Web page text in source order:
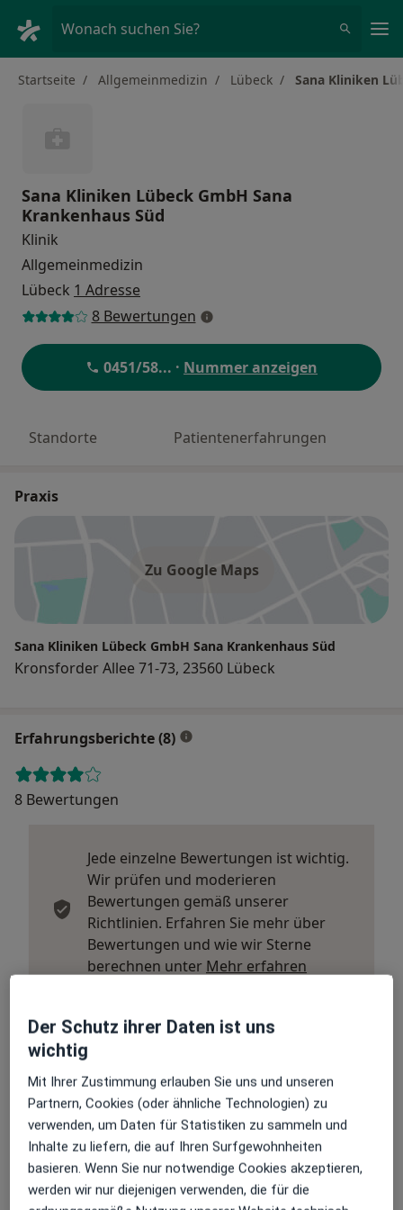
Wonach suchen Sie?
Startseite Allgemeinmedizin Lübeck Sana Kliniken
Sana Kliniken Lübeck GmbH Sana
Krankenhaus Süd
Klinik
Allgemeinmedizin
Lübeck 1 Adresse
8 Bewertungen
0451/58... · Nummer anzeigen
Standorte Patientenerfahrungen
Praxis
Zu Google Maps
Sana Kliniken Lübeck GmbH Sana Krankenhaus Süd
Kronsforder Allee 71-73, 23560 Lübeck
Erfahrungsberichte (8)
8 Bewertungen
Jede einzelne Bewertungen ist wichtig.
Wir prüfen und moderieren
Bewertungen gemäß unserer
Richtlinien. Erfahren Sie mehr über
Bewertungen und wie wir Sterne
berechnen unter Mehr erfahren
Bewertungen durchsuchen
Der Schutz ihrer Daten ist uns
wichtig
Mit Ihrer Zustimmung erlauben Sie uns und unseren
Partnern, Cookies (oder ähnliche Technologien) zu
verwenden, um Daten für Statistiken zu sammeln und
Inhalte zu liefern, die auf Ihren Surfgewohnheiten
basieren. Wenn Sie nur notwendige Cookies akzeptieren,
werden wir nur diejenigen verwenden, die für die